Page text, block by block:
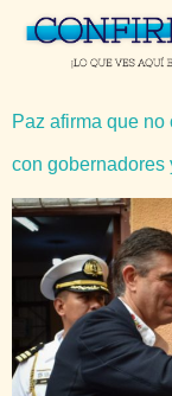
Paz afirma que
con gobernadores